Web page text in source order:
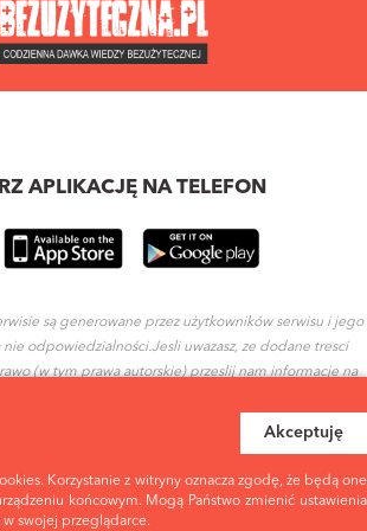
Akceptuję
Korzystanie z witryny oznacza zgodę, że będą one
końcowym. Mogą Państwo zmienić ustawienia
swojej przeglądarce.
APLIKACJĘ NA TELEFON
są generowane przez użytkowników serwisu i jego
nie odpowiedzialności.Jesli uwazasz, ze dodane tresci
(w tym prawa autorskie) przeslij nam informacje na
POLITYKA PRYWATNOŚCI